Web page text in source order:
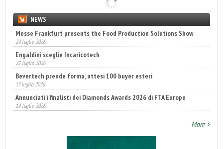
NEWS
Messe Frankfurt presents the Food Production Solutions Show
24 luglio 2026
Engaldini sceglie Incaricotech
22 luglio 2026
Bevertech prende forma, attesi 100 buyer esteri
17 luglio 2026
Annunciati i finalisti dei Diamonds Awards 2026 di FTA Europe
14 luglio 2026
More >